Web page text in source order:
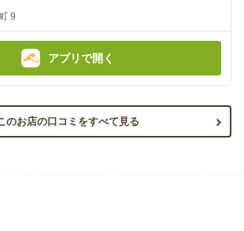
9
アプリで開く
のお店の口コミをすべて見る